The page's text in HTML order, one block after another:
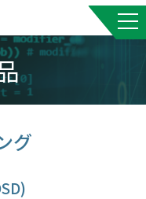
グ